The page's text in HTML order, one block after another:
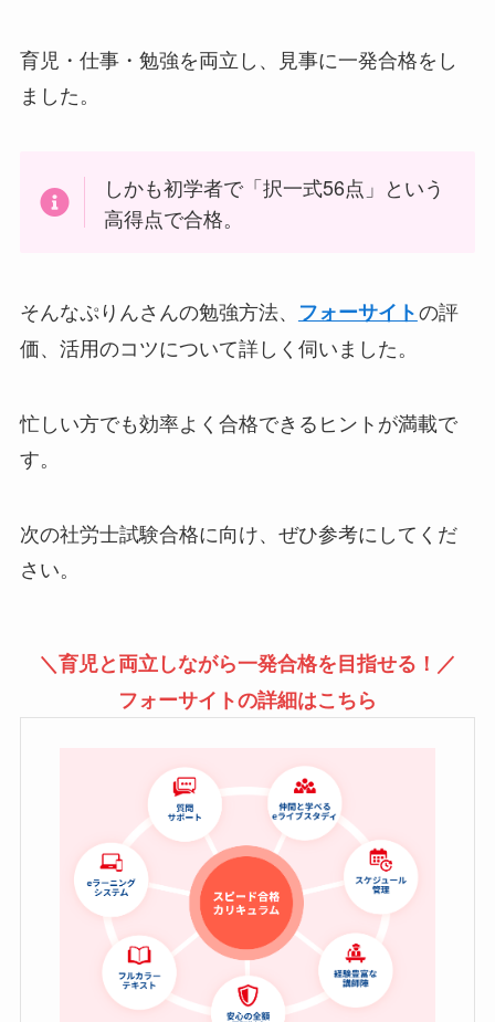
育児・仕事・勉強を両立し、見事に一発合格をし
ました。
しかも初学者で「択一式56点」という
高得点で合格。
そんなぷりんさんの勉強方法、 フォーサイトの評
価、活用のコツについて詳しく伺いました。
忙しい方でも効率よく合格できるヒントが満載で
す。
次の社労士試験合格に向け、ぜひ参考にしてくだ
さい。
＼育児と両立しながら一発合格を目指せる！／
フォーサイトの詳細はこちら